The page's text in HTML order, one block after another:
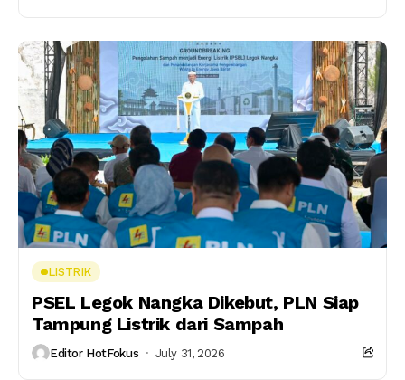
LISTRIK
PSEL Legok Nangka Dikebut, PLN Siap
Tampung Listrik dari Sampah
Editor HotFokus July 31, 2026